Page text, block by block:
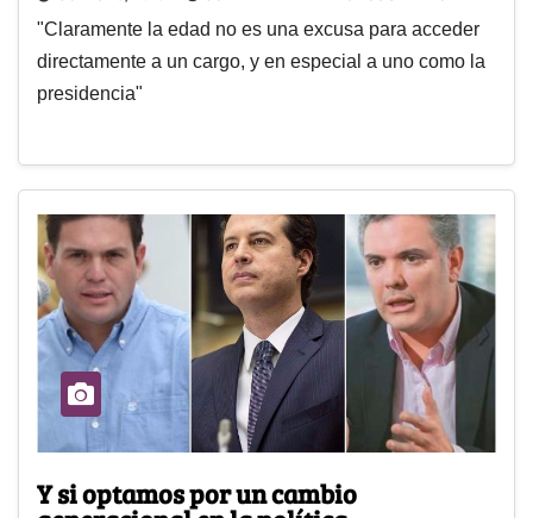
"Claramente la edad no es una excusa para acceder
directamente a un cargo, y en especial a uno como la
presidencia"
Y si optamos por un cambio